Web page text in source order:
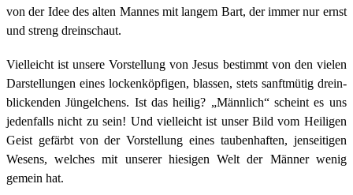
von der Idee des alten Mannes mit langem Bart, der immer nur ernst
und streng dreinschaut.
Vielleicht ist unsere Vorstellung von Jesus bestimmt von den vielen
Darstellungen eines lockenköpfigen, blassen, stets sanftmütig drein-
blickenden Jüngelchens. Ist das heilig? „Männlich“ scheint es uns
jedenfalls nicht zu sein! Und vielleicht ist unser Bild vom Heiligen
Geist gefärbt von der Vorstellung eines taubenhaften, jenseitigen
Wesens, welches mit unserer hiesigen Welt der Männer wenig
gemein hat.